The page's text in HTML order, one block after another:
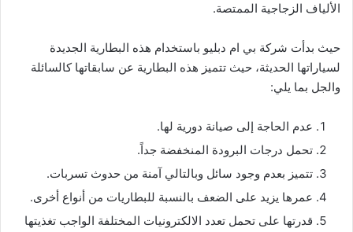
الألياف الزجاجية الممتصة.
حيث بدأت شركة بي ام دبليو باستخدام هذه البطارية الجديدة
لسياراتها الحديثة، حيث تتميز هذه البطارية عن سابقاتها كالسائلة
والجل بما يلي:
عدم الحاجة إلى صيانة دورية لها.
تحمل درجات البرودة المنخفضة جداً.
تتميز بعدم وجود سائل وبالتالي آمنة من حدوث تسربات.
عمرها يزيد على الضعف بالنسبة للبطاريات من أنواع أخرى.
قدرتها على تحمل تعدد الالكترونيات المختلفة الواجب تغذيتها